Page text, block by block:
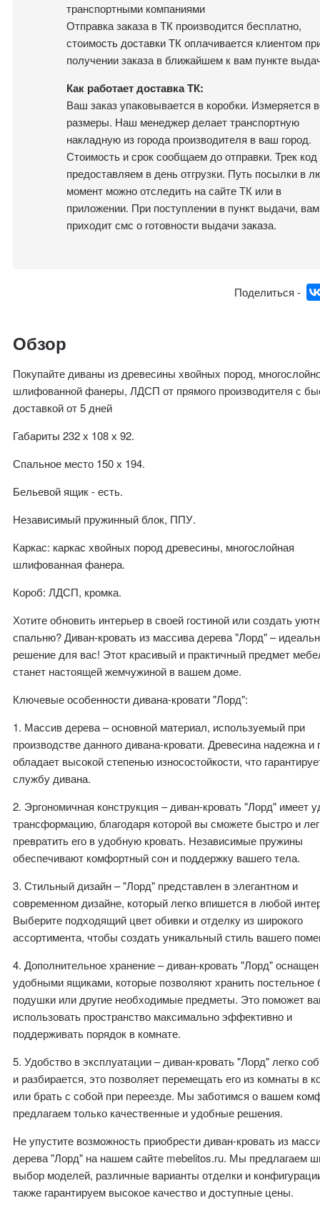
транспортными компаниями
Отправка заказа в ТК производится бесплатно,
стоимость доставки ТК оплачивается клиентом
получении заказа в ближайшем к вам пункте
Как работает доставка ТК:
Ваш заказ упаковывается в коробки. Измеряется
размеры. Наш менеджер делает транспортную
накладную из города производителя в ваш город.
Стоимость и срок сообщаем до отправки. Трек код
предоставляем в день отгрузки. Путь посылки в
момент можно отследить на сайте ТК или в
приложении. При поступлении в пункт выдачи, вам
приходит смс о готовности выдачи заказа.
Поделиться -
Обзор
Покупайте диваны из древесины хвойных пород,
шлифованной фанеры, ЛДСП от прямого производителя с
доставкой от 5 дней
Габариты 232 х 108 х 92.
Спальное место 150 х 194.
Бельевой ящик - есть.
Независимый пружинный блок, ППУ.
Каркас: каркас хвойных пород древесины, многослойная
шлифованная фанера.
Короб: ЛДСП, кромка.
Хотите обновить интерьер в своей гостиной или создать
спальню? Диван-кровать из массива дерева "Лорд" –
решение для вас! Этот красивый и практичный предмет
станет настоящей жемчужиной в вашем доме.
Ключевые особенности дивана-кровати "Лорд":
1. Массив дерева – основной материал, используемый при
производстве данного дивана-кровати. Древесина надежна и
обладает высокой степенью износостойкости, что
службу дивана.
2. Эргономичная конструкция – диван-кровать "Лорд" имеет
трансформацию, благодаря которой вы сможете быстро и
превратить его в удобную кровать. Независимые пружины
обеспечивают комфортный сон и поддержку вашего тела.
3. Стильный дизайн – "Лорд" представлен в элегантном и
современном дизайне, который легко впишется в любой
Выберите подходящий цвет обивки и отделку из широкого
ассортимента, чтобы создать уникальный стиль вашего
4. Дополнительное хранение – диван-кровать "Лорд" оснащен
удобными ящиками, которые позволяют хранить постельное
подушки или другие необходимые предметы. Это поможет
использовать пространство максимально эффективно и
поддерживать порядок в комнате.
5. Удобство в эксплуатации – диван-кровать "Лорд" легко
и разбирается, это позволяет перемещать его из комнаты в
или брать с собой при переезде. Мы заботимся о вашем
предлагаем только качественные и удобные решения.
Не упустите возможность приобрести диван-кровать из
дерева "Лорд" на нашем сайте mebelitos.ru. Мы предлагаем
выбор моделей, различные варианты отделки и
также гарантируем высокое качество и доступные цены.